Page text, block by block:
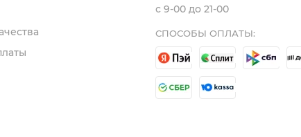
с 9-00 до 21-00
СПОСОБЫ ОПЛАТЫ: